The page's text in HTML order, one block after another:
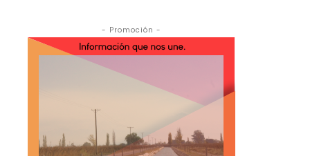
- Promoción -